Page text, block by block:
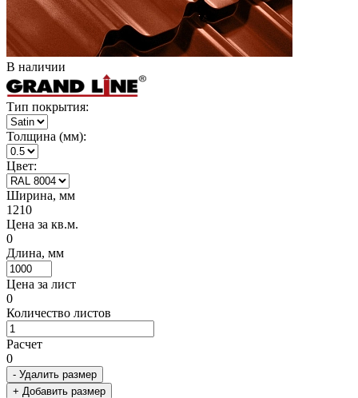
В наличии
Тип покрытия:
Толщина (мм):
Цвет:
Ширина, мм
1210
Цена за кв.м.
0
Длина, мм
Цена за лист
0
Количество листов
Расчет
0
- Удалить размер
+ Добавить размер